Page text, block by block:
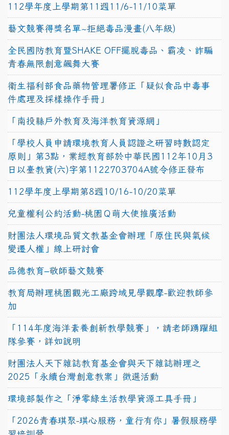
112學年度上學期第11週11/6-11/10菜單
藝文競賽得獎名單~拒絕毒品漫畫(八年級)
全民國防教育暨SHAKE OFF擺脫毒品、霸凌、詐騙
青春無限創意飆舞大賽
衛生福利部食品藥物管理署修正「疑似食品中毒事
件處理及採樣操作手冊」
「南投縣戶外教育及海洋教育資源網」
「學校人員申請環境教育人員認證之研習時數認定
原則」第3點，業經教育部於中華民國112年10月3
日以臺教資(六)字第1122703704A號令修正發布
112學年度上學期第8週10/16-10/20菜單
兒童權利公約活動-桃園Ｑ萌大使推廣活動
財團法人環境品質文教基金會辦理「原住民與氣候
變遷人權」線上研討會
品德教育–敬師藝文競賽
教育局辦理桃園觀光工廠跨域見學觀摩-歡迎教師參
加
「114年度海洋素養創新教學競賽」，請老師踴躍組
隊參賽，詳如說明
財團法人天下雜誌教育基金會與天下雜誌辦理之
2025「永續台灣創意教案」徵選活動
環境部製作之「淨零綠生活教學資源工具手冊」
「2026青春琪聚-琪心服務，童行有你」暑假服務學